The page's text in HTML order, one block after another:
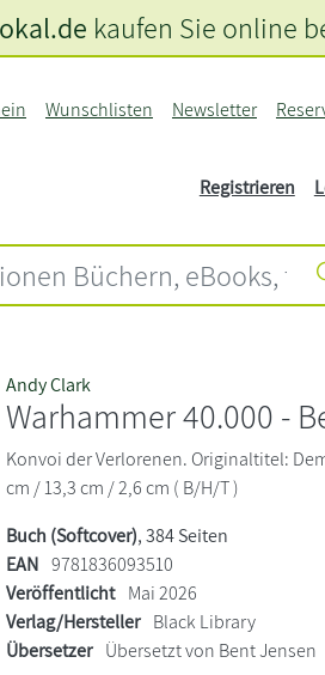
Wunschlisten Newsletter
Registrieren
kaufen Sie online
Andy Clark
Warhammer 40.000 -
Konvoi der Verlorenen. Originaltitel:
cm / 13,3 cm / 2,6 cm ( B/H/T )
Buch (Softcover), 384 Seiten
EAN 9781836093510
Veröffentlicht Mai 2026
Verlag/Hersteller Black Library
Übersetzer Übersetzt von Bent Jensen